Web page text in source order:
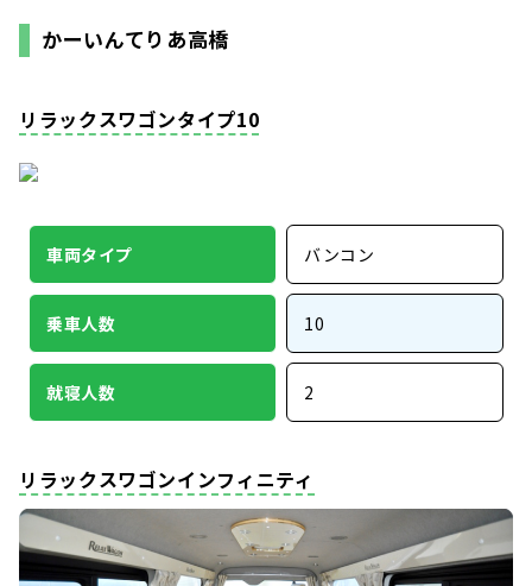
かーいんてりあ高橋
リラックスワゴンタイプ10
車両タイプ バンコン
乗車人数 10
就寝人数 2
リラックスワゴンインフィニティ